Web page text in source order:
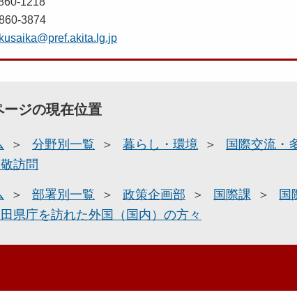
3874
ージの現在位置
分野別一覧 暮らし・環境 国際交流・
訪問
部署別一覧 政策企画部 国際課
国
県庁を訪れた外国（国内）の方々